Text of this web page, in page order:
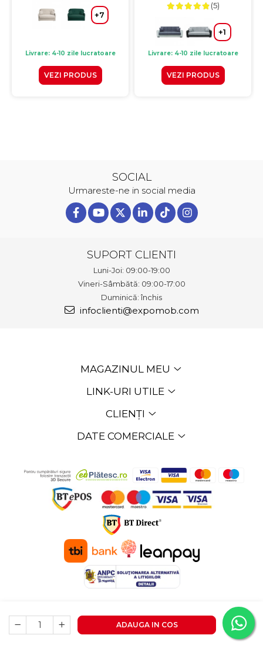
ADAUGA IN COS
+7
Livrare: 4-10 zile lucratoare
VEZI PRODUS
(5)
+1
Livrare: 4-10 zile lucratoare
VEZI PRODUS
SOCIAL
Urmareste-ne in social media
SUPORT CLIENTI
Luni-Joi: 09:00-19:00
Vineri-Sâmbătă: 09:00-17:00
Duminică: închis
infoclienti@expomob.com
MAGAZINUL MEU
LINK-URI UTILE
CLIENȚI
DATE COMERCIALE
Platforma E-commerce
by Gomag